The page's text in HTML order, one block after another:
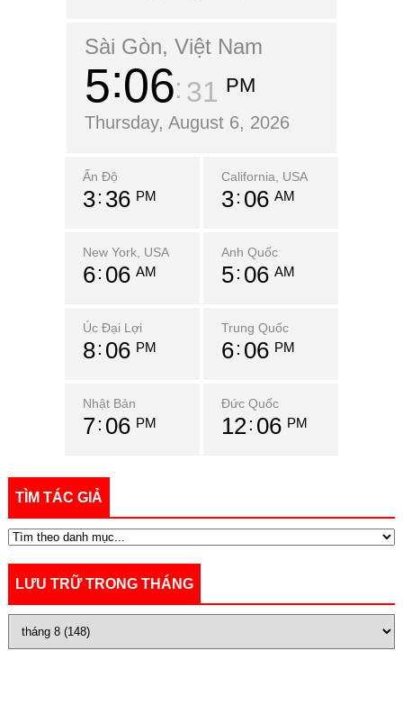
Sài Gòn, Việt Nam
5 06 32 PM
Thursday, August 6, 2026
Ấn Độ
3 36 PM
California, USA
3 06 AM
New York, USA
6 06 AM
Anh Quốc
5 06 AM
Úc Đại Lợi
8 06 PM
Trung Quốc
6 06 PM
Nhật Bản
7 06 PM
Đức Quốc
12 06 PM
TÌM TÁC GIẢ
LƯU TRỮ TRONG THÁNG